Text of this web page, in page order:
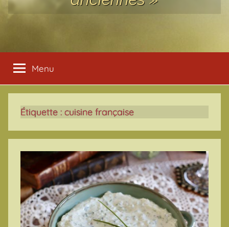
Menu
Étiquette : cuisine française